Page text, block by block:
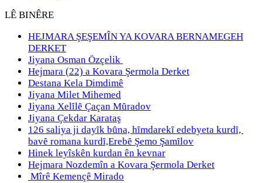
LÊ BINÊRE
HEJMARA ŞEŞEMÎN YA KOVARA BERNAMEGEH
DERKET
Jiyana Osman Özçelik
Hejmara (22) a Kovara Şermola Derket
Destana Kela Dimdimê
Jiyana Milet Mihemed
Jiyana Xelȋlȇ Çaçan Mȗradov
Jiyana Çekdar Karataş
126 saliya ji dayȋk bȗna, hȋmdarekȋ edebyeta kurdȋ,
bavȇ romana kurdȋ,Erebȇ Şemo Şamȋlov
Hinek leyîskên kurdan ên kevnar
Hejmara Nozdemîn a Kovara Şermola Derket
Mîrê Kemençê Mirado